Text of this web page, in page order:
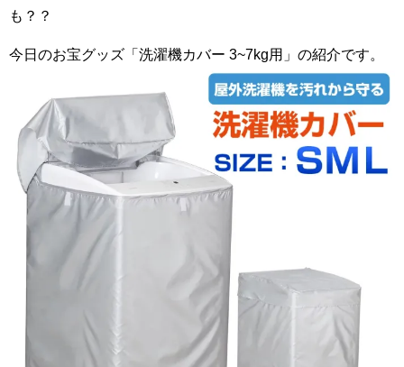
も？？
今日のお宝グッズ「洗濯機カバー 3~7kg用」の紹介です。